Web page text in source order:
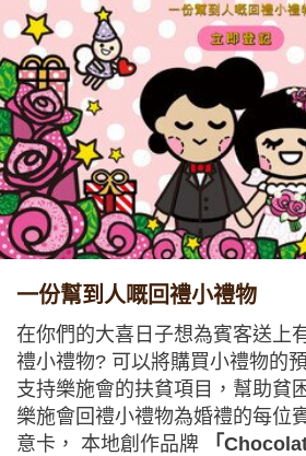
一份幫到人嘅回禮小禮物
在你們的大喜日子想為賓客送上
禮小禮物? 可以將購買小禮物的
支持樂施會的扶貧項目，幫助貧
樂施會回禮小禮物為婚禮的每位
意卡， 本地創作品牌
「